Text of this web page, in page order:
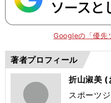
Googleの「優先
著者プロフィール
折山淑美 (
スポーツ